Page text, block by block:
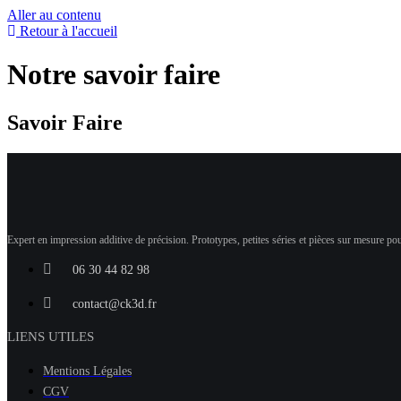
Aller au contenu
Retour à l'accueil
Notre savoir faire
Savoir Faire
Expert en impression additive de précision. Prototypes, petites séries et pièces sur mesure
06 30 44 82 98
contact@ck3d.fr
LIENS UTILES
Mentions Légales
CGV